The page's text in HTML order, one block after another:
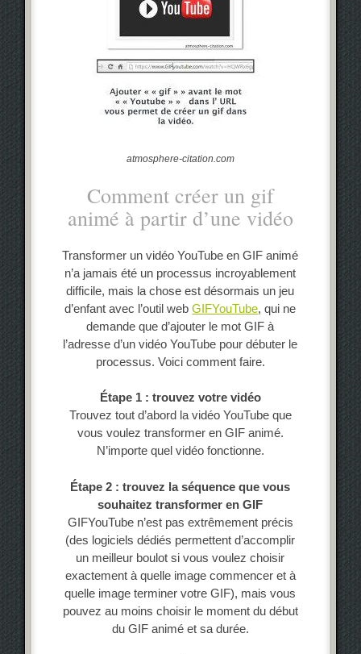
atmosphere-citation.com
Comment créer un gif
animé à partir d’une vidéo
Transformer un vidéo YouTube en GIF animé
n’a jamais été un processus incroyablement
difficile, mais la chose est désormais un jeu
d’enfant avec l’outil webGIFYouTube, qui ne
demande que d’ajouter le mot GIF à
l’adresse d’un vidéo YouTube pour débuter le
processus. Voici comment faire.
Étape 1 : trouvez votre vidéo
Trouvez tout d’abord la vidéo YouTube que
vous voulez transformer en GIF animé.
N’importe quel vidéo fonctionne.
Étape 2 : trouvez la séquence que vous
souhaitez transformer en GIF
GIFYouTube n’est pas extrêmement précis
(des logiciels dédiés permettent d’accomplir
un meilleur boulot si vous voulez choisir
exactement à quelle image commencer et à
quelle image terminer votre GIF), mais vous
pouvez au moins choisir le moment du début
du GIF animé et sa durée.